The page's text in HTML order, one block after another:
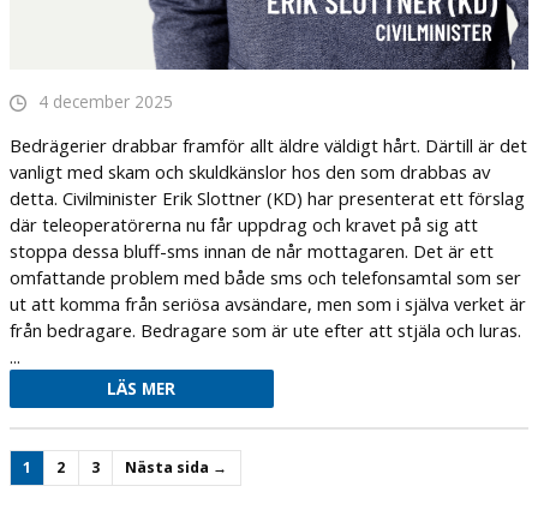
4 december 2025
Bedrägerier drabbar framför allt äldre väldigt hårt. Därtill är det
vanligt med skam och skuldkänslor hos den som drabbas av
detta. Civilminister Erik Slottner (KD) har presenterat ett förslag
där teleoperatörerna nu får uppdrag och kravet på sig att
stoppa dessa bluff-sms innan de når mottagaren. Det är ett
omfattande problem med både sms och telefonsamtal som ser
ut att komma från seriösa avsändare, men som i själva verket är
från bedragare. Bedragare som är ute efter att stjäla och luras.
...
LÄS MER
1 2 3 Nästa sida →